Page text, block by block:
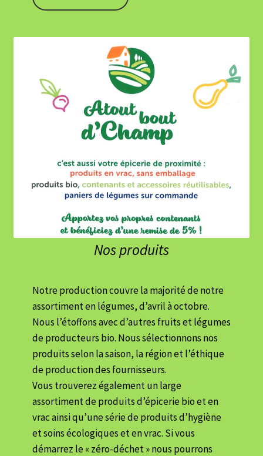
Nos produits
Notre production couvre la majorité de notre
assortiment en légumes, d’avril à octobre.
Nous l’étoffons avec d’autres fruits et légumes
de producteurs bio. Nous sélectionnons nos
produits selon la saison, la région et l’éthique
de production des fournisseurs.
Vous trouverez également un large
assortiment de produits d’épicerie bio et en
vrac ainsi qu’une série de produits d’hygiène
et soins écologiques et en vrac. Si vous
démarrez le « zéro-déchet » nous pourrons